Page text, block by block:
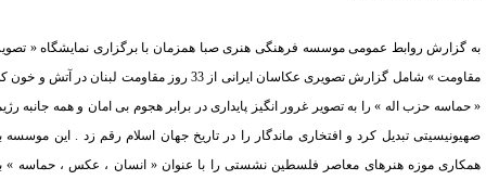
گزارش روابط عمومی موسسه فرهنگی هنری صبا همزمان با برگزاری نمایشگاه « تصویر
» شامل گزارش تصویری عکاسان
ایرانی از 33 روز مقاومت لبنان در آتش و خون که
حزب اله » را به تصویر غرور انگیز پایداری در برابر هجوم بی امان و همه جانبه رژیم
تبدیل کرد و افتخاری ماندگار را در تاریخ جهان اسلام رقم زد . این موسسه با
موزه هنرهای معاصر فلسطین نشستی را با عنوان « انسان ، عکس ، حماسه » با